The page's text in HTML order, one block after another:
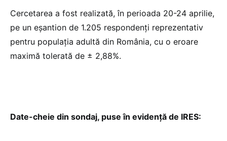
Cercetarea a fost realizată, în perioada 20-24 aprilie,
pe un eșantion de 1.205 respondenți reprezentativ
pentru populația adultă din România, cu o eroare
maximă tolerată de ± 2,88%.
Date-cheie din sondaj, puse în evidență de IRES: